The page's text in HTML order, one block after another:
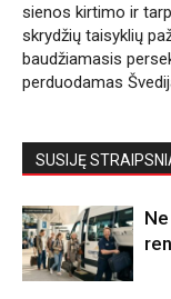
sienos kirtimo ir
skrydžių taisyklių
baudžiamasis
perduodamas
SUSIJĘ